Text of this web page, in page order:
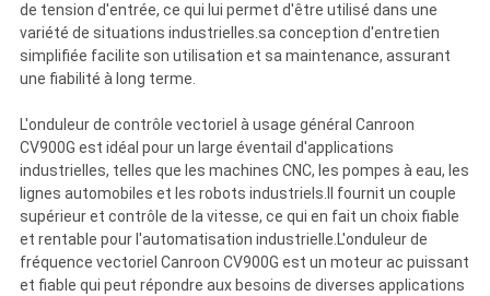
de tension d'entrée, ce qui lui permet d'être utilisé dans une
variété de situations industrielles.sa conception d'entretien
simplifiée facilite son utilisation et sa maintenance, assurant
une fiabilité à long terme.
L'onduleur de contrôle vectoriel à usage général Canroon
CV900G est idéal pour un large éventail d'applications
industrielles, telles que les machines CNC, les pompes à eau, les
lignes automobiles et les robots industriels.Il fournit un couple
supérieur et contrôle de la vitesse, ce qui en fait un choix fiable
et rentable pour l'automatisation industrielle.L'onduleur de
fréquence vectoriel Canroon CV900G est un moteur ac puissant
et fiable qui peut répondre aux besoins de diverses applications